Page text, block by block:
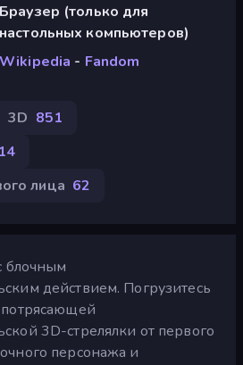
Браузер (только для
настольных компьютеров)
Wikipedia - Fandom
3D 851
лица 62
блочным
действием. Погрузитесь
3D-стрелялки от первого
персонажа и